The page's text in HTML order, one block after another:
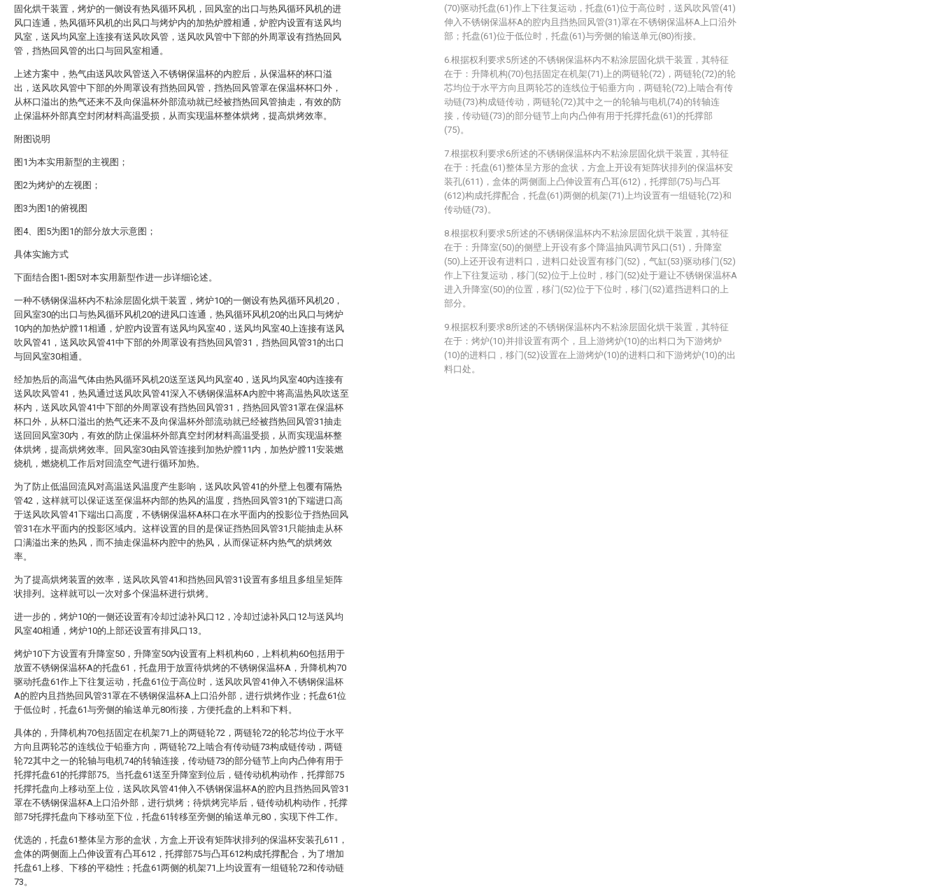
固化烘干装置，烤炉的一侧设有热风循环风机，回风室的出口与热风循环风机的进
风口连通，热风循环风机的出风口与烤炉内的加热炉膛相通，炉腔内设置有送风均
风室，送风均风室上连接有送风吹风管，送风吹风管中下部的外周罩设有挡热回风
管，挡热回风管的出口与回风室相通。
上述方案中，热气由送风吹风管送入不锈钢保温杯的内腔后，从保温杯的杯口溢
出，送风吹风管中下部的外周罩设有挡热回风管，挡热回风管罩在保温杯杯口外，
从杯口溢出的热气还来不及向保温杯外部流动就已经被挡热回风管抽走，有效的防
止保温杯外部真空封闭材料高温受损，从而实现温杯整体烘烤，提高烘烤效率。
附图说明
图1为本实用新型的主视图；
图2为烤炉的左视图；
图3为图1的俯视图
图4、图5为图1的部分放大示意图；
具体实施方式
下面结合图1-图5对本实用新型作进一步详细论述。
一种不锈钢保温杯内不粘涂层固化烘干装置，烤炉10的一侧设有热风循环风机20，
回风室30的出口与热风循环风机20的进风口连通，热风循环风机20的出风口与烤炉
10内的加热炉膛11相通，炉腔内设置有送风均风室40，送风均风室40上连接有送风
吹风管41，送风吹风管41中下部的外周罩设有挡热回风管31，挡热回风管31的出口
与回风室30相通。
经加热后的高温气体由热风循环风机20送至送风均风室40，送风均风室40内连接有
送风吹风管41，热风通过送风吹风管41深入不锈钢保温杯A内腔中将高温热风吹送至
杯内，送风吹风管41中下部的外周罩设有挡热回风管31，挡热回风管31罩在保温杯
杯口外，从杯口溢出的热气还来不及向保温杯外部流动就已经被挡热回风管31抽走
送回回风室30内，有效的防止保温杯外部真空封闭材料高温受损，从而实现温杯整
体烘烤，提高烘烤效率。回风室30由风管连接到加热炉膛11内，加热炉膛11安装燃
烧机，燃烧机工作后对回流空气进行循环加热。
为了防止低温回流风对高温送风温度产生影响，送风吹风管41的外壁上包覆有隔热
管42，这样就可以保证送至保温杯内部的热风的温度，挡热回风管31的下端进口高
于送风吹风管41下端出口高度，不锈钢保温杯A杯口在水平面内的投影位于挡热回风
管31在水平面内的投影区域内。这样设置的目的是保证挡热回风管31只能抽走从杯
口满溢出来的热风，而不抽走保温杯内腔中的热风，从而保证杯内热气的烘烤效
率。
为了提高烘烤装置的效率，送风吹风管41和挡热回风管31设置有多组且多组呈矩阵
状排列。这样就可以一次对多个保温杯进行烘烤。
进一步的，烤炉10的一侧还设置有冷却过滤补风口12，冷却过滤补风口12与送风均
风室40相通，烤炉10的上部还设置有排风口13。
烤炉10下方设置有升降室50，升降室50内设置有上料机构60，上料机构60包括用于
放置不锈钢保温杯A的托盘61，托盘用于放置待烘烤的不锈钢保温杯A，升降机构70
驱动托盘61作上下往复运动，托盘61位于高位时，送风吹风管41伸入不锈钢保温杯
A的腔内且挡热回风管31罩在不锈钢保温杯A上口沿外部，进行烘烤作业；托盘61位
于低位时，托盘61与旁侧的输送单元80衔接，方便托盘的上料和下料。
具体的，升降机构70包括固定在机架71上的两链轮72，两链轮72的轮芯均位于水平
方向且两轮芯的连线位于铅垂方向，两链轮72上啮合有传动链73构成链传动，两链
轮72其中之一的轮轴与电机74的转轴连接，传动链73的部分链节上向内凸伸有用于
托撑托盘61的托撑部75。当托盘61送至升降室到位后，链传动机构动作，托撑部75
托撑托盘向上移动至上位，送风吹风管41伸入不锈钢保温杯A的腔内且挡热回风管31
罩在不锈钢保温杯A上口沿外部，进行烘烤；待烘烤完毕后，链传动机构动作，托撑
部75托撑托盘向下移动至下位，托盘61转移至旁侧的输送单元80，实现下件工作。
优选的，托盘61整体呈方形的盒状，方盒上开设有矩阵状排列的保温杯安装孔611，
盒体的两侧面上凸伸设置有凸耳612，托撑部75与凸耳612构成托撑配合，为了增加
托盘61上移、下移的平稳性；托盘61两侧的机架71上均设置有一组链轮72和传动链
73。
(70)驱动托盘(61)作上下往复运动，托盘(61)位于高位时，送风吹风管(41)
伸入不锈钢保温杯A的腔内且挡热回风管(31)罩在不锈钢保温杯A上口沿外
部；托盘(61)位于低位时，托盘(61)与旁侧的输送单元(80)衔接。
6.根据权利要求5所述的不锈钢保温杯内不粘涂层固化烘干装置，其特征
在于：升降机构(70)包括固定在机架(71)上的两链轮(72)，两链轮(72)的轮
芯均位于水平方向且两轮芯的连线位于铅垂方向，两链轮(72)上啮合有传
动链(73)构成链传动，两链轮(72)其中之一的轮轴与电机(74)的转轴连
接，传动链(73)的部分链节上向内凸伸有用于托撑托盘(61)的托撑部
(75)。
7.根据权利要求6所述的不锈钢保温杯内不粘涂层固化烘干装置，其特征
在于：托盘(61)整体呈方形的盒状，方盒上开设有矩阵状排列的保温杯安
装孔(611)，盒体的两侧面上凸伸设置有凸耳(612)，托撑部(75)与凸耳
(612)构成托撑配合，托盘(61)两侧的机架(71)上均设置有一组链轮(72)和
传动链(73)。
8.根据权利要求5所述的不锈钢保温杯内不粘涂层固化烘干装置，其特征
在于：升降室(50)的侧壁上开设有多个降温抽风调节风口(51)，升降室
(50)上还开设有进料口，进料口处设置有移门(52)，气缸(53)驱动移门(52)
作上下往复运动，移门(52)位于上位时，移门(52)处于避让不锈钢保温杯A
进入升降室(50)的位置，移门(52)位于下位时，移门(52)遮挡进料口的上
部分。
9.根据权利要求8所述的不锈钢保温杯内不粘涂层固化烘干装置，其特征
在于：烤炉(10)并排设置有两个，且上游烤炉(10)的出料口为下游烤炉
(10)的进料口，移门(52)设置在上游烤炉(10)的进料口和下游烤炉(10)的出
料口处。